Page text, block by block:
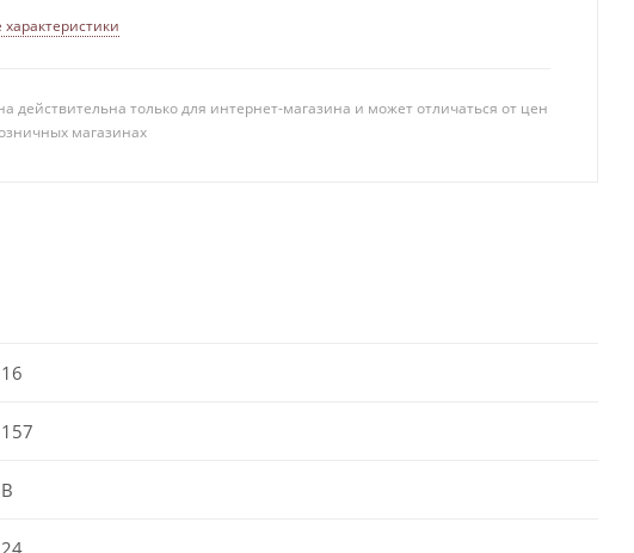
характеристики
действительна только для интернет-магазина и может отличаться от цен
магазинах
16
157
B